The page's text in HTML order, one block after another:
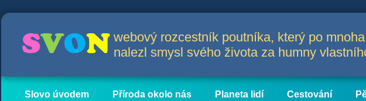
webový rozcestník poutníka, který po
nalezl smysl svého života za humny
Slovo úvodem Příroda okolo nás Planeta lidí Cestování